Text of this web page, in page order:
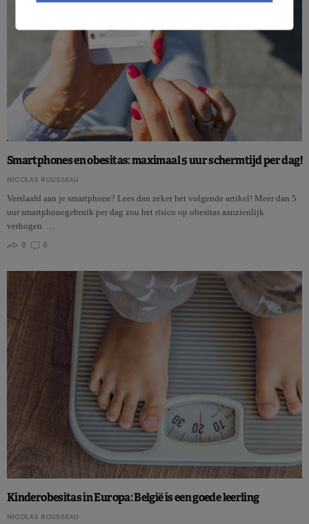
Smartphones en obesitas: maximaal 5 uur schermtijd per dag!
NICOLAS ROUSSEAU
Verslaafd aan je smartphone? Lees dan zeker het volgende artikel! Meer dan 5
uur smartphonegebruik per dag zou het risico op obesitas aanzienlijk
verhogen. …
0
0
Kinderobesitas in Europa: België is een goede leerling
NICOLAS ROUSSEAU